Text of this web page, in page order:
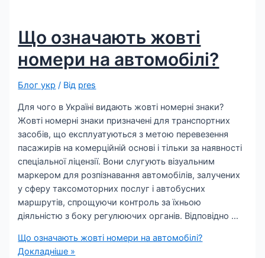
Що означають жовті
номери на автомобілі?
Блог укр / Від pres
Для чого в Україні видають жовті номерні знаки?
Жовті номерні знаки призначені для транспортних
засобів, що експлуатуються з метою перевезення
пасажирів на комерційній основі і тільки за наявності
спеціальної ліцензії. Вони слугують візуальним
маркером для розпізнавання автомобілів, залучених
у сферу таксомоторних послуг і автобусних
маршрутів, спрощуючи контроль за їхньою
діяльністю з боку регулюючих органів. Відповідно …
Що означають жовті номери на автомобілі?
Докладніше »